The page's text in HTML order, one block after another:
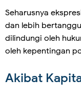
Seharusnya
dan lebih
dilindungi oleh
oleh kepentingan
Akibat